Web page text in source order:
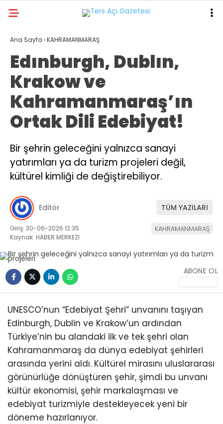
İhbar Hattı
Facebook
GALERİ VİDEO YAZARLAR
GÜNDEM
ASAYİŞ
DÜNYA
KAHRAMANMARAŞ
SPOR
TEKNOLOJİ
DİĞER
Ana Sayfa ›KAHRAMANMARAŞ
Edınburgh, Dublın,
Krakow ve
Kahramanmaraş’ın
Ortak Dili Edebiyat!
Bir şehrin geleceğini yalnızca sanayi
yatırımları ya da turizm projeleri değil,
kültürel kimliği de değiştirebiliyor.
Editör TÜM YAZILARI
Giriş: 30-06-2026 12:35
Kaynak: HABER MERKEZI
KAHRAMANMARAŞ
ABONE OL
UNESCO’nun “Edebiyat Şehri” unvanını taşıyan
Edinburgh, Dublin ve Krakow’un ardından
Türkiye’nin bu alandaki ilk ve tek şehri olan
Kahramanmaraş da dünya edebiyat şehirleri
arasında yerini aldı. Kültürel mirasını uluslararası
görünürlüğe dönüştüren şehir, şimdi bu unvanı
kültür ekonomisi, şehir markalaşması ve
edebiyat turizmiyle destekleyecek yeni bir
döneme hazırlanıyor.